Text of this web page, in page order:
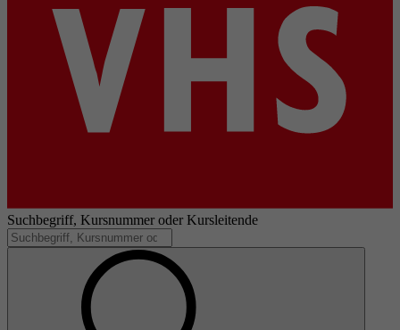
Suchbegriff, Kursnummer oder Kursleitende